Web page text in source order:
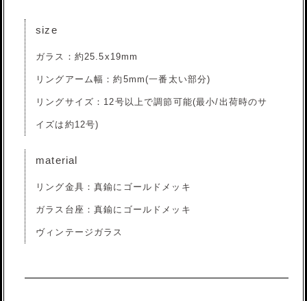
size
ガラス：約25.5x19mm
リングアーム幅：約5mm(一番太い部分)
リングサイズ：12号以上で調節可能(最小/出荷時のサ
イズは約12号)
material
リング金具：真鍮にゴールドメッキ
ガラス台座：真鍮にゴールドメッキ
ヴィンテージガラス